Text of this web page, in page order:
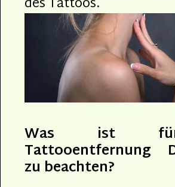
Was ist
Tattooentfernung
zu beachten?